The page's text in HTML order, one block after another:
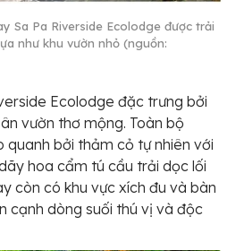
Sa Pa Riverside Ecolodge được trải
như khu vườn nhỏ (nguồn:
Ecolodge đặc trưng bởi
vườn thơ mộng. Toàn bộ
quanh bởi thảm cỏ tự nhiên với
hoa cẩm tú cầu trải dọc lối
còn có khu vực xích đu và bàn
cạnh dòng suối thú vị và độc